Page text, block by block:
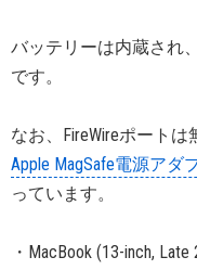
バッテリーは内蔵され
です。
なお、FireWireポート
Apple MagSafe電源アダ
っています。
・MacBook (13-inch,